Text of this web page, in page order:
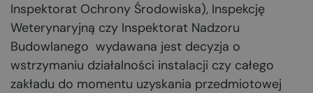
Inspektorat Ochrony Środowiska), Inspekcję
Weterynaryjną czy Inspektorat Nadzoru
Budowlanego wydawana jest decyzja o
wstrzymaniu działalności instalacji czy całego
zakładu do momentu uzyskania przedmiotowej